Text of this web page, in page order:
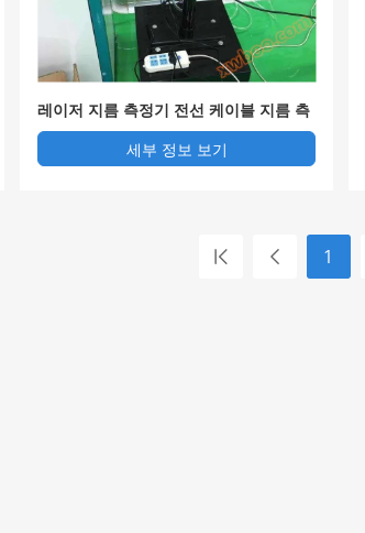
레이저 지름 측정기 전선 케이블 지름 측
정기 레이저 라듐 기술 성능 안정 오차 소
스현 현물
세부 정보 보기
1